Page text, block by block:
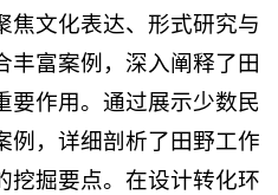
焦文化表达、形式研究与
丰富案例，深入阐释了田
要作用。通过展示少数民
例，详细剖析了田野工作
挖掘要点。在设计转化环